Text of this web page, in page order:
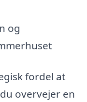
og
fordel at
overvejer en